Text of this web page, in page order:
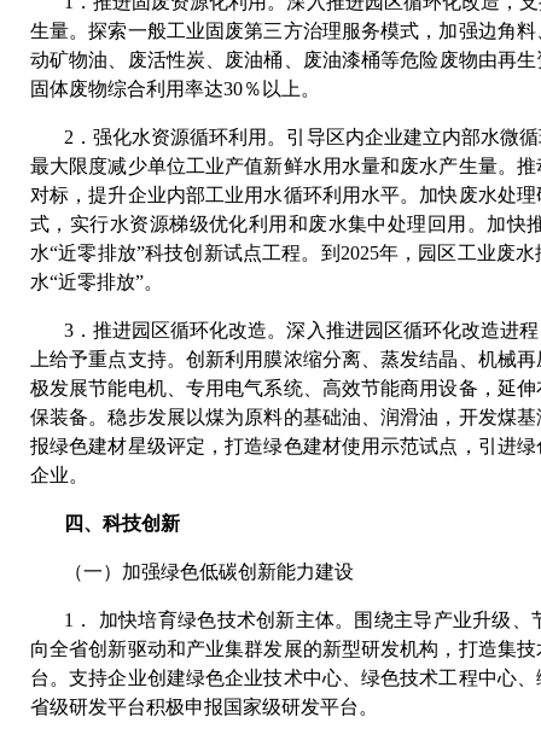
生量。探索一般工业固废第三方治理服务模式，加强边角
动矿物油、废活性炭、废油桶、废油漆桶等危险废物由再
固体废物综合利用率达30％以上。
2．强化水资源循环利用。引导区内企业建立内部水微
最大限度减少单位工业产值新鲜水用水量和废水产生量。
对标，提升企业内部工业用水循环利用水平。加快废水处
式，实行水资源梯级优化利用和废水集中处理回用。加
水“近零排放”科技创新试点工程。到2025年，园区工业废
水“近零排放”。
3．推进园区循环化改造。深入推进园区循环化改造进
上给予重点支持。创新利用膜浓缩分离、蒸发结晶、机械
极发展节能电机、专用电气系统、高效节能商用设备，延
保装备。稳步发展以煤为原料的基础油、润滑油，开发煤
报绿色建材星级评定，打造绿色建材使用示范试点，引进
企业。
四、科技创新
（一）加强绿色低碳创新能力建设
1． 加快培育绿色技术创新主体。围绕主导产业升级
向全省创新驱动和产业集群发展的新型研发机构，打造集
台。支持企业创建绿色企业技术中心、绿色技术工程中心
省级研发平台积极申报国家级研发平台。